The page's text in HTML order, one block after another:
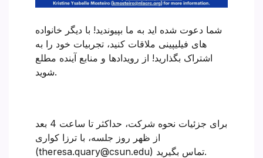
شما دعوت شده اید به ما بپیوندید! با دیگر خانواده
های فیلیپینی ملاقات کنید، تجربیات خود را به
اشتراک بگذارید! از رویدادها و منابع آینده مطلع
شوید.
برای جزئیات نحوه شرکت، حداکثر تا ساعت 4 بعد
از ظهر روز جلسه، با ترزا کواری
(theresa.quary@csun.edu) تماس بگیرید.